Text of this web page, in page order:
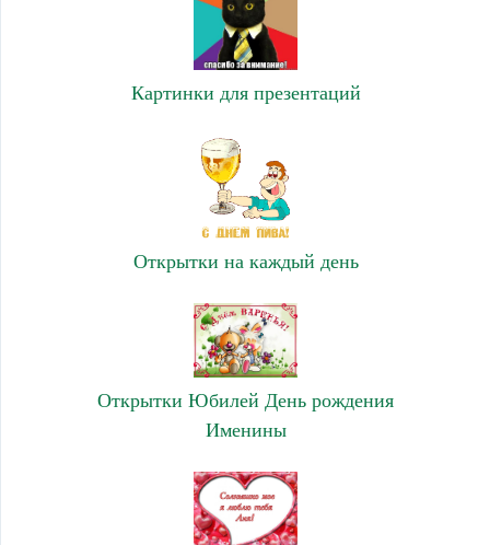
Картинки для презентаций
Открытки на каждый день
Открытки Юбилей День рождения
Именины